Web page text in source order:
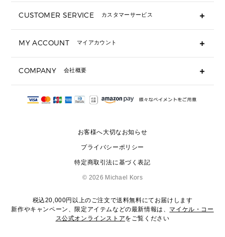
▶ 小物すべて
定期ケース・カードケース・名刺入れ
サンダル
スニーカー
▶ ウェア
CUSTOMER SERVICE カスタマーサービス
ギフト用にラッピングができますか？
ショッピングバッグを購入商品分送ってもらえますか？
注文後に完了メールが受信できないのですが？
サイズ交換はできますか？
MY ACCOUNT マイアカウント
COMPANY 会社概要
会社概要
お客様へ大切なお知らせ
プライバシーポリシー
特定商取引法に基づく表記
© 2026 Michael Kors
税込20,000円以上のご注文で送料無料にてお届けします
新作やキャンペーン、限定アイテムなどの最新情報は、 マイケル・コー
ス公式オンラインストアをご覧ください